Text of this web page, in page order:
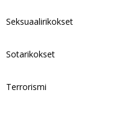
Seksuaalirikokset
Sotarikokset
Terrorismi